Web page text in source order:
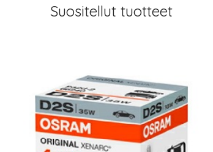
Suositellut tuotteet